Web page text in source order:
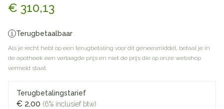
€ 310,13
Terugbetaalbaar
Als je recht hebt op een terugbetaling voor dit geneesmiddel, betaal je in
de apotheek een verlaagde prijs en niet de prijs die op onze webshop
vermeld staat.
Terugbetalingstarief
€ 2,00 (6% inclusief btw)